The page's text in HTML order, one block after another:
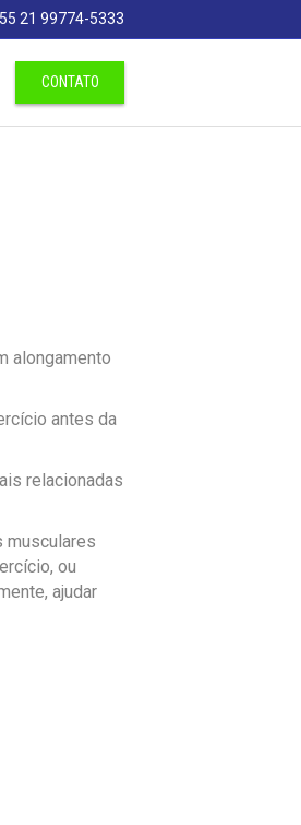
21 99774-5333
CONTATO
alongamento
antes da
relacionadas
musculares
ou
ajudar